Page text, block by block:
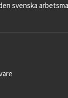
svenska